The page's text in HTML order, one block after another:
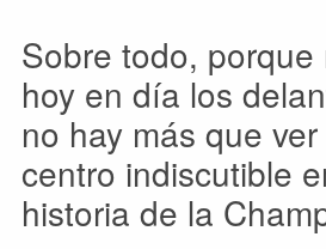
Sobre todo,
hoy en día los
no hay más que
centro indiscutible
historia de la